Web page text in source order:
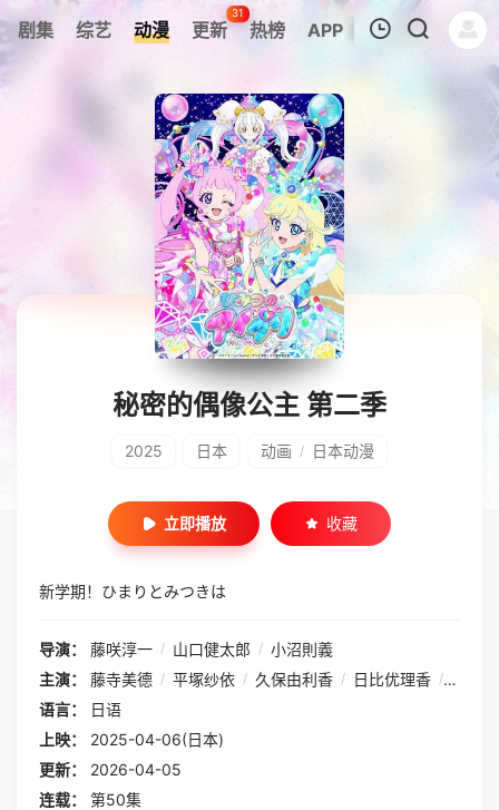
剧集 综艺 动漫 更新
31
热榜 APP
暂无观看影片的记录
秘密的偶像公主 第二季
2025 日本 动画 / 日本动漫
立即播放 收藏
新学期！ひまりとみつきは
导演： 藤咲淳一 / 山口健太郎 / 小沼則義
主演：
藤寺美德 / 平塚纱依 / 久保由利香 / 日比优理香 / 铃木
语言：
日语
上映：
2025-04-06(日本)
更新：
2026-04-05
连载：
第50集